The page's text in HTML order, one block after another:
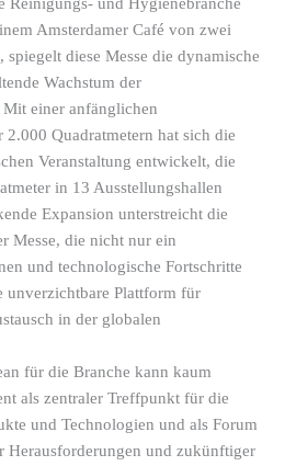
Amsterdamer Café von zwei
diese Messe die dynamische
Wachstum der
einer anfänglichen
Quadratmetern hat sich die
Veranstaltung entwickelt, die
in 13 Ausstellungshallen
Expansion unterstreicht die
Messe, die nicht nur ein
und technologische Fortschritte
unverzichtbare Plattform für
in der globalen
für die Branche kann kaum
als zentraler Treffpunkt für die
und Technologien und als Forum
Herausforderungen und zukünftiger